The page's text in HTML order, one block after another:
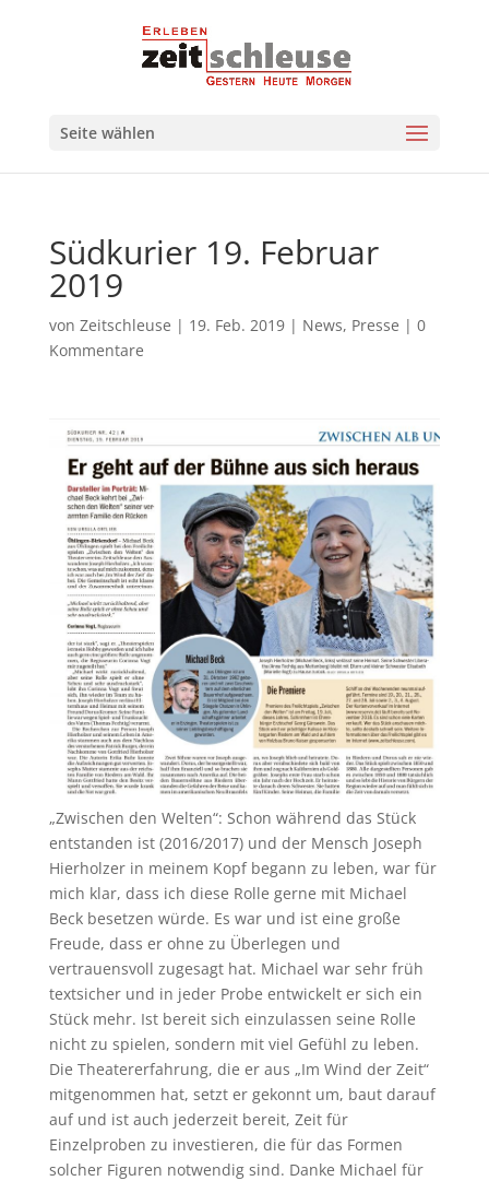
Seite wählen
Südkurier 19. Februar
2019
von Zeitschleuse | 19. Feb. 2019| News, Presse | 0
Kommentare
„Zwischen den Welten“: Schon während das Stück
entstanden ist (2016/2017) und der Mensch Joseph
Hierholzer in meinem Kopf begann zu leben, war für
mich klar, dass ich diese Rolle gerne mit Michael
Beck besetzen würde. Es war und ist eine große
Freude, dass er ohne zu Überlegen und
vertrauensvoll zugesagt hat. Michael war sehr früh
textsicher und in jeder Probe entwickelt er sich ein
Stück mehr. Ist bereit sich einzulassen seine Rolle
nicht zu spielen, sondern mit viel Gefühl zu leben.
Die Theatererfahrung, die er aus „Im Wind der Zeit“
mitgenommen hat, setzt er gekonnt um, baut darauf
auf und ist auch jederzeit bereit, Zeit für
Einzelproben zu investieren, die für das Formen
solcher Figuren notwendig sind. Danke Michael für